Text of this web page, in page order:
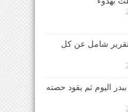
في معسكر المنتخب